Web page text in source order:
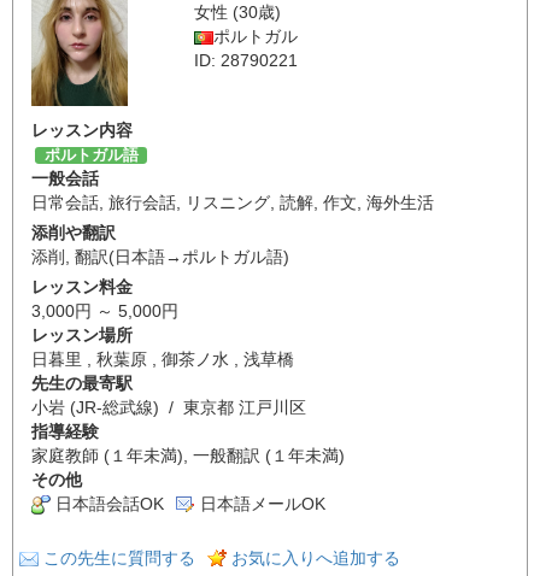
女性 (30歳)
ポルトガル
ID: 28790221
レッスン内容
ポルトガル語
一般会話
日常会話 旅行会話 リスニング 読解 作文 海外生活
添削や翻訳
添削
翻訳(日本語→ポルトガル語)
レッスン料金
3,000円 ～ 5,000円
レッスン場所
日暮里 , 秋葉原 , 御茶ノ水 , 浅草橋
先生の最寄駅
小岩 (JR-総武線) / 東京都 江戸川区
指導経験
家庭教師 (１年未満), 一般翻訳 (１年未満)
その他
日本語会話OK
日本語メールOK
この先生に質問する
お気に入りへ追加する